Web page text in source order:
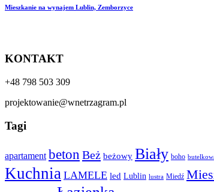
Mieszkanie na wynajem Lublin, Zemborzyce
KONTAKT
+48 798 503 309
projektowanie@wnetrzagram.pl
Tagi
apartament beton Beż beżowy Biały boho
Kuchnia LAMELE led Lublin lustra Miedź